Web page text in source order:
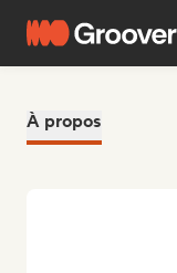
À propos